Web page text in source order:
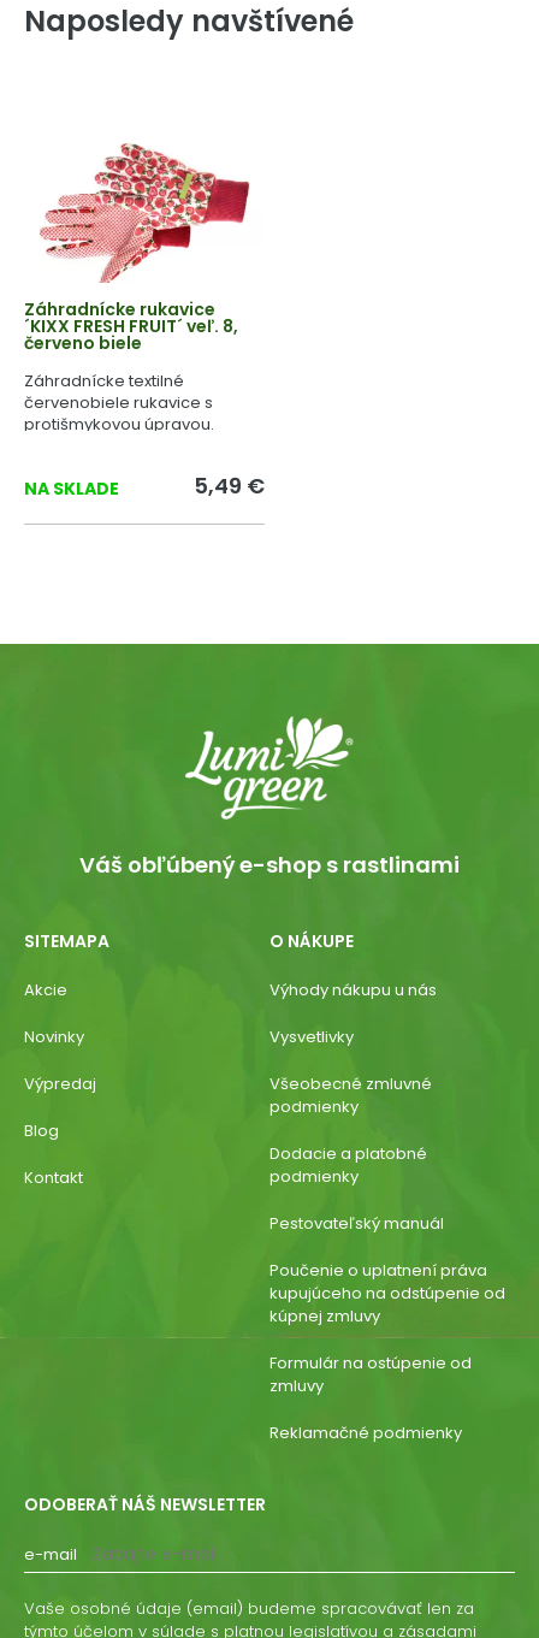
Naposledy navštívené
Záhradnícke rukavice
´KIXX FRESH FRUIT´ veľ. 8,
červeno biele
Záhradnícke textilné
červenobiele rukavice s
protišmykovou úpravou.
NA SKLADE 5,49 €
Váš obľúbený e-shop s rastlinami
SITEMAPA
Akcie
Novinky
Výpredaj
Blog
Kontakt
O NÁKUPE
Výhody nákupu u nás
Vysvetlivky
Všeobecné zmluvné
podmienky
Dodacie a platobné
podmienky
Pestovateľský manuál
Poučenie o uplatnení práva
kupujúceho na odstúpenie od
kúpnej zmluvy
Formulár na ostúpenie od
zmluvy
Reklamačné podmienky
ODOBERAŤ NÁŠ NEWSLETTER
e-mail
Vaše osobné údaje (email) budeme spracovávať len za
týmto účelom v súlade s platnou legislatívou a zásadami